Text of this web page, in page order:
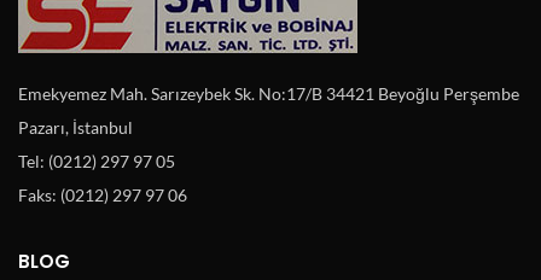
Emekyemez Mah. Sarızeybek Sk. No:17/B 34421 Beyoğlu Perşembe
Pazarı, İstanbul
Tel: (0212) 297 97 05
Faks: (0212) 297 97 06
BLOG